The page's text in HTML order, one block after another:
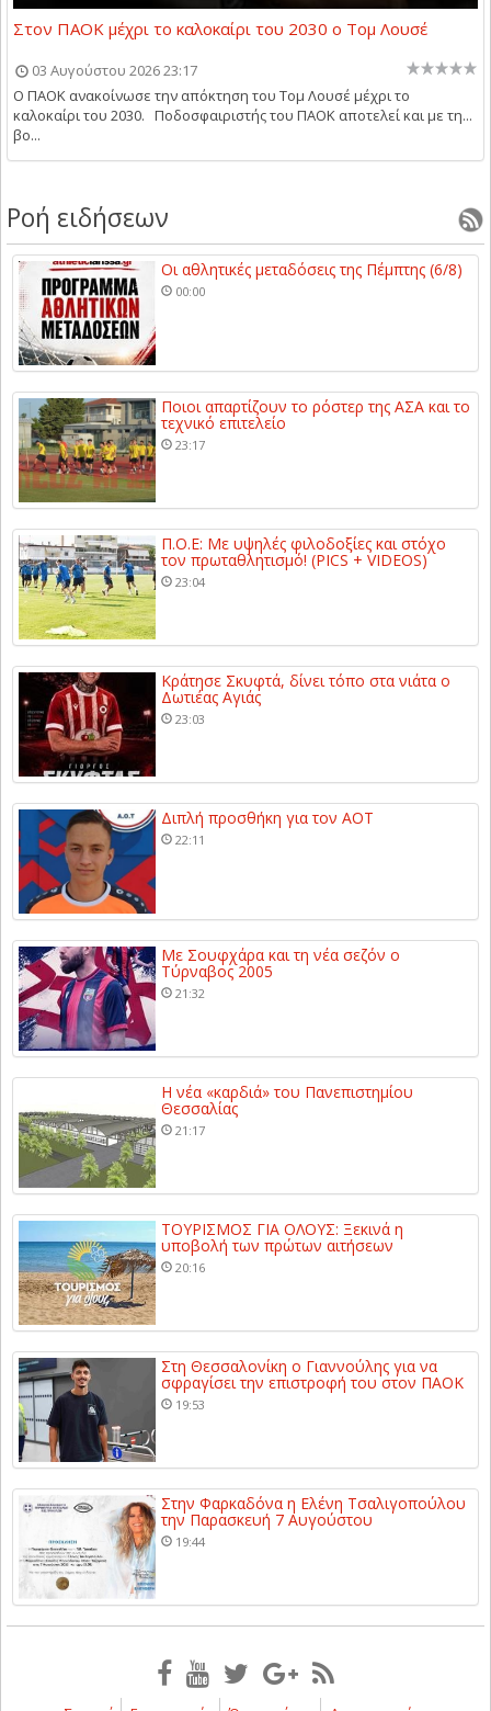
Στον ΠΑΟΚ μέχρι το καλοκαίρι του 2030 ο Τομ Λουσέ
03 Αυγούστου 2026 23:17
Ο ΠΑΟΚ ανακοίνωσε την απόκτηση του Τομ Λουσέ μέχρι το
καλοκαίρι του 2030. Ποδοσφαιριστής του ΠΑΟΚ αποτελεί και με τη...
βο...
Ροή ειδήσεων
Οι αθλητικές μεταδόσεις της Πέμπτης (6/8)
00:00
Ποιοι απαρτίζουν το ρόστερ της ΑΣΑ και το
τεχνικό επιτελείο
23:17
Π.Ο.Ε: Με υψηλές φιλοδοξίες και στόχο
τον πρωταθλητισμό! (PICS + VIDEOS)
23:04
Κράτησε Σκυφτά, δίνει τόπο στα νιάτα ο
Δωτιέας Αγιάς
23:03
Διπλή προσθήκη για τον ΑΟΤ
22:11
Με Σουφχάρα και τη νέα σεζόν ο
Τύρναβος 2005
21:32
Η νέα «καρδιά» του Πανεπιστημίου
Θεσσαλίας
21:17
ΤΟΥΡΙΣΜΟΣ ΓΙΑ ΟΛΟΥΣ: Ξεκινά η
υποβολή των πρώτων αιτήσεων
20:16
Στη Θεσσαλονίκη ο Γιαννούλης για να
σφραγίσει την επιστροφή του στον ΠΑΟΚ
19:53
Στην Φαρκαδόνα η Ελένη Τσαλιγοπούλου
την Παρασκευή 7 Αυγούστου
19:44